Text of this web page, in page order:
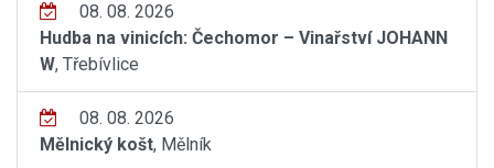
08. 08. 2026
Hudba na vinicích: Čechomor – Vinařství JOHANN
W, Třebívlice
08. 08. 2026
Mělnický košt, Mělník